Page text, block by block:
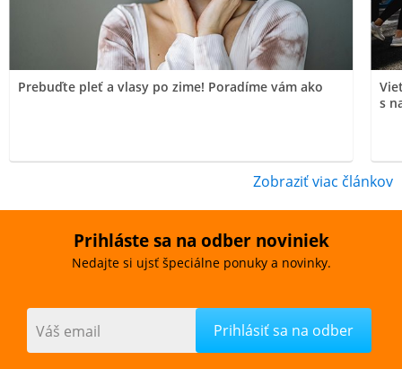
Prebuďte pleť a vlasy po zime! Poradíme vám ako
s
Zobraziť viac článkov
Prihláste sa na odber noviniek
Nedajte si ujsť špeciálne ponuky a novinky.
Váš email